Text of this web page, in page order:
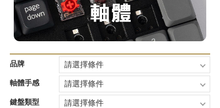
品牌 請選擇條件
軸體手感 請選擇條件
鍵盤類型 請選擇條件